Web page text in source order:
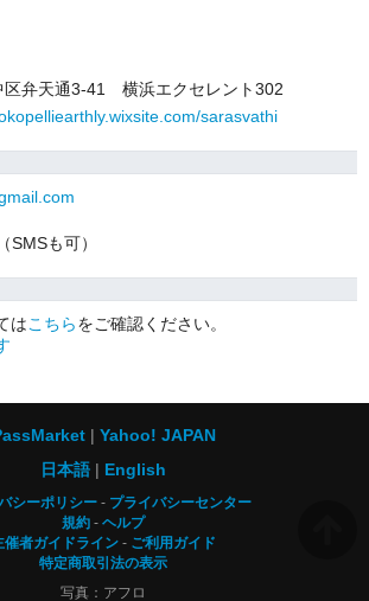
区弁天通3-41 横浜エクセレント302
sarasvathi
SMSも可）
はこちらをご確認ください。
Yahoo! JAPAN
日本語
English
シーポリシー
プライバシーセンター
規約
ヘルプ
催者ガイドライン
ご利用ガイド
特定商取引法の表示
写真：アフロ